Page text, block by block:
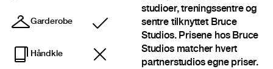
Garderobe
Inkludert
Håndkle
studioer, treningssentre og
sentre tilknyttet Bruce
Studios. Prisene hos Bruce
Studios matcher hvert
partnerstudios egne priser.